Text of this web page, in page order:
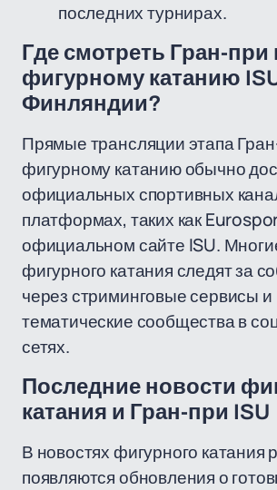
последних турнирах.
Где смотреть Гран-при
фигурному катанию
Финляндии?
Прямые трансляции этапа
фигурному катанию обычно
официальных спортивных
платформах, таких как
официальном сайте ISU.
фигурного катания следят за
через стриминговые сервисы и
тематические сообщества в
сетях.
Последние новости
катания и Гран-при ISU
В новостях фигурного катания
появляются обновления о